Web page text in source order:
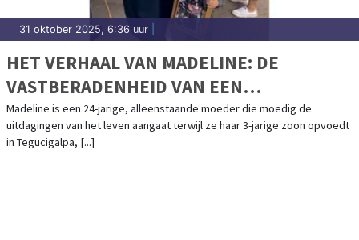
31 oktober 2025, 6:36 uur
HET VERHAAL VAN MADELINE: DE
VASTBERADENHEID VAN EEN
ALLEENSTAANDE MOEDER
Madeline is een 24-jarige, alleenstaande moeder die moedig de
uitdagingen van het leven aangaat terwijl ze haar 3-jarige zoon opvoedt
in Tegucigalpa, [...]